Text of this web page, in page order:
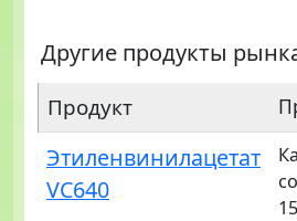
Другие продукты
Продукт
Этиленвинилацетат
VC640